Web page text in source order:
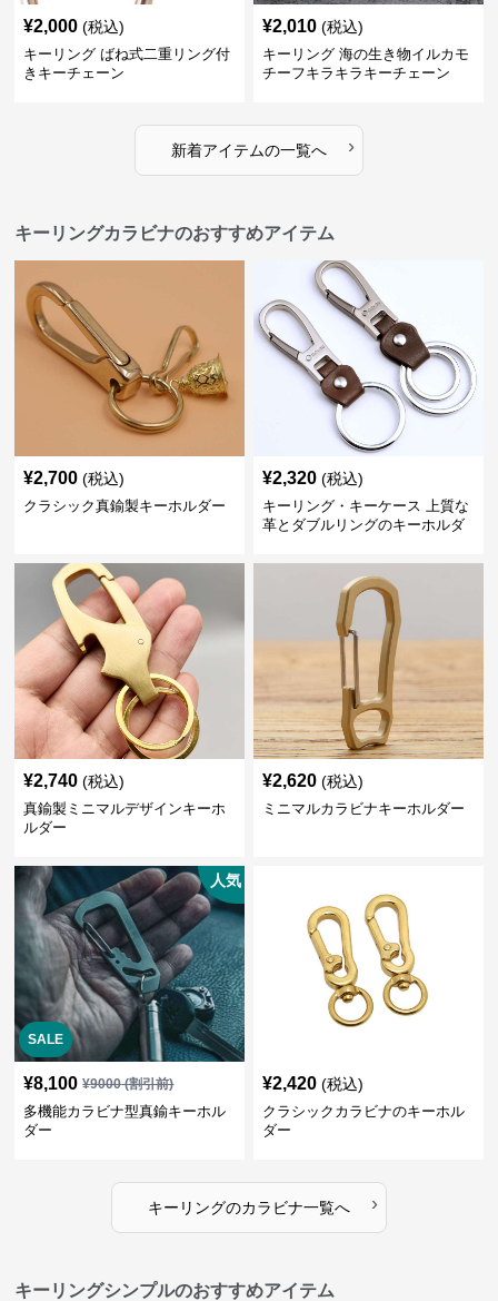
¥2,000 (税込)
キーリング ばね式二重リング付
きキーチェーン
¥2,010 (税込)
キーリング 海の生き物イルカモ
チーフキラキラキーチェーン
新着アイテムの一覧へ ›
キーリングカラビナのおすすめアイテム
¥2,700 (税込)
クラシック真鍮製キーホルダー
¥2,320 (税込)
キーリング・キーケース 上質な
革とダブルリングのキーホルダ
¥2,740 (税込)
真鍮製ミニマルデザインキーホ
ルダー
¥2,620 (税込)
ミニマルカラビナキーホルダー
SALE
人気
¥8,100 ¥9000(割引前)
多機能カラビナ型真鍮キーホル
ダー
¥2,420 (税込)
クラシックカラビナのキーホル
ダー
キーリングのカラビナ一覧へ ›
キーリングシンプルのおすすめアイテム